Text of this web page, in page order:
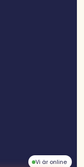
Vi är online